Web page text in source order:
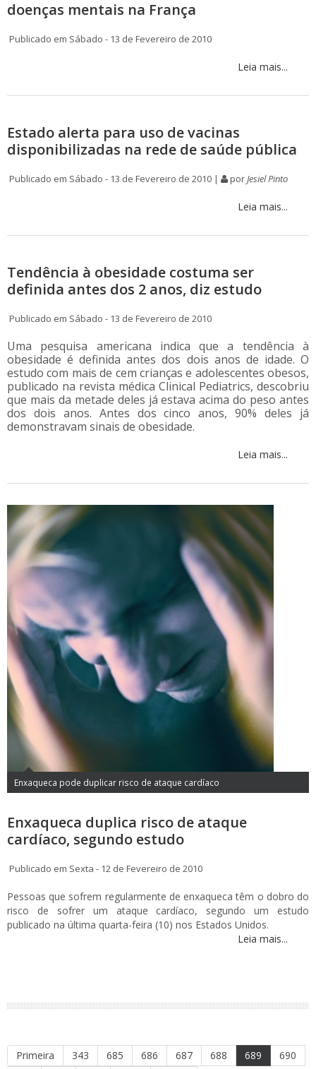
doenças mentais na França
Publicado em Sábado - 13 de Fevereiro de 2010
Leia mais...
Estado alerta para uso de vacinas
disponibilizadas na rede de saúde pública
Publicado em Sábado - 13 de Fevereiro de 2010 | porJesiel Pinto
Leia mais...
Tendência à obesidade costuma ser
definida antes dos 2 anos, diz estudo
Publicado em Sábado - 13 de Fevereiro de 2010
Uma pesquisa americana indica que a tendência à
obesidade é definida antes dos dois anos de idade. O
estudo com mais de cem crianças e adolescentes obesos,
publicado na revista médica Clinical Pediatrics, descobriu
que mais da metade deles já estava acima do peso antes
dos dois anos. Antes dos cinco anos, 90% deles já
demonstravam sinais de obesidade.
Leia mais...
Enxaqueca pode duplicar risco de ataque cardíaco
Enxaqueca duplica risco de ataque
cardíaco, segundo estudo
Publicado em Sexta - 12 de Fevereiro de 2010
Pessoas que sofrem regularmente de enxaqueca têm o dobro do
risco de sofrer um ataque cardíaco, segundo um estudo
publicado na última quarta-feira (10) nos Estados Unidos.
Leia mais...
Primeira 343 685 686 687 688 689
690